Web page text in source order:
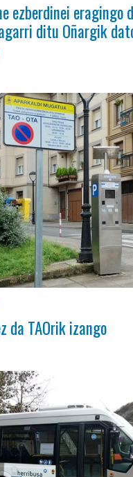
ezberdinei eragingo
ditu Oñargik
da TAOrik izango